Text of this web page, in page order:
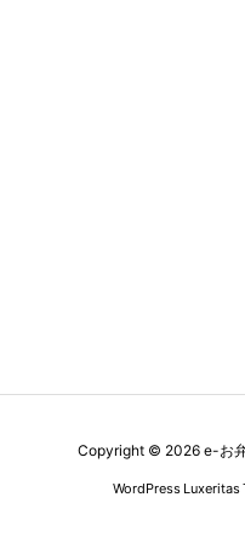
Copyright © 2026 e-お
WordPress